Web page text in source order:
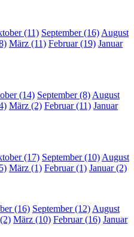
(11) September (16) August
März (11) Februar (19) Januar
(14) September (8) August
März (2) Februar (11) Januar
(17) September (10) August
März (1) Februar (1) Januar (2)
(16) September (12) August
März (10) Februar (16) Januar